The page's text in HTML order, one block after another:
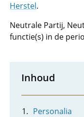
Herstel.
Neutrale Partij,
functie(s) in de
Inhoud
Personalia